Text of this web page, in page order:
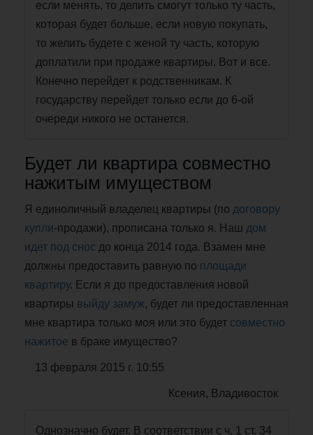
если менять, то делить смогут только ту часть,
которая будет больше, если новую покупать,
то желить будете с женой ту часть, которую
доплатили при продаже квартиры. Вот и все.
Конечно перейдет к родственникам. К
государству перейдет только если до 6-ой
очереди никого не останется.
Будет ли квартира совместно
нажитым имуществом
Я единоличный владелец квартиры (по договору
купли-продажи), прописана только я. Наш дом
идет под снос до конца 2014 года. Взамен мне
должны предоставить равную по площади
квартиру. Если я до предоставления новой
квартиры выйду замуж, будет ли предоставленная
мне квартира только моя или это будет совместно
нажитое в браке имущество?
13 февраля 2015 г. 10:55
Ксения, Владивосток
Однозначно будет. В соответствии с ч. 1 ст. 34